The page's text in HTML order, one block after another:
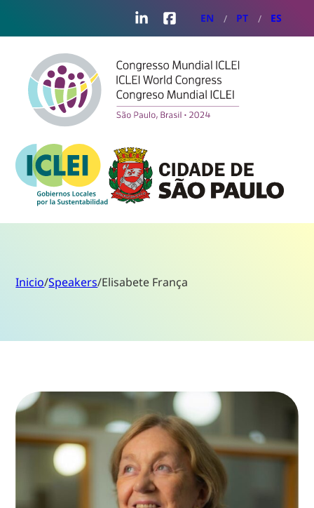
LinkedInFacebook
EN PT ES
Inicio/Speakers/Elisabete França